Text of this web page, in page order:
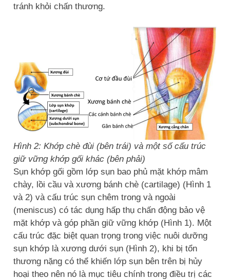
tránh khỏi chấn thương.
Hình 2: Khớp chè đùi (bên trái) và một số cấu trúc
giữ vững khớp gối khác (bên phải)
Sụn khớp gối gồm lớp sụn bao phủ mặt khớp mâm
chày, lồi cầu và xương bánh chè (cartilage) (Hình 1
và 2) và cấu trúc sụn chêm trong và ngoài
(meniscus) có tác dụng hấp thụ chấn động bảo vệ
mặt khớp và góp phần giữ vững khớp (Hình 1). Một
cấu trúc đặc biệt quan trọng trong việc nuôi dưỡng
sụn khớp là xương dưới sụn (Hình 2), khi bị tổn
thương nặng có thể khiến lớp sụn bên trên bị hủy
hoại theo nên nó là mục tiêu chính trong điều trị các